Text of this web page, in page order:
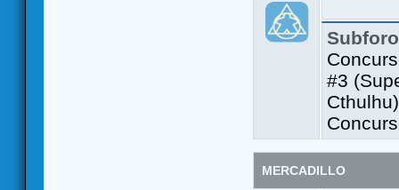
#3
Cthulhu)
MERCADILLO